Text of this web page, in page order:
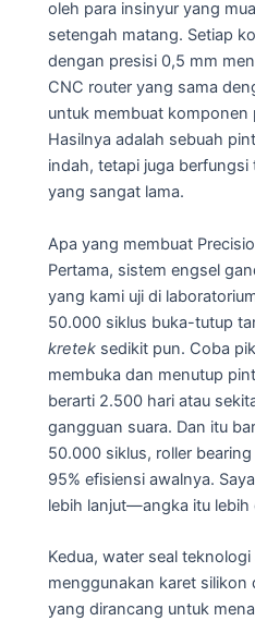
oleh para insinyur yang
setengah matang. Setiap
dengan presisi 0,5 mm
CNC router yang sama
untuk membuat komponen
Hasilnya adalah sebuah
indah, tetapi juga
yang sangat lama.
Apa yang membuat
Pertama, sistem engsel
yang kami uji di
50.000 siklus buka-tutup
kretek sedikit pun. Coba
membuka dan menutup
berarti 2.500 hari atau
gangguan suara. Dan itu
50.000 siklus, roller
95% efisiensi awalnya.
lebih lanjut—angka itu lebih
Kedua, water seal
menggunakan karet
yang dirancang untuk